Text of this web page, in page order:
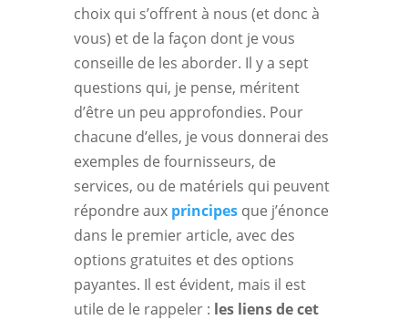
choix qui s’offrent à nous (et donc à
vous) et de la façon dont je vous
conseille de les aborder. Il y a sept
questions qui, je pense, méritent
d’être un peu approfondies. Pour
chacune d’elles, je vous donnerai des
exemples de fournisseurs, de
services, ou de matériels qui peuvent
répondre aux principesque j’énonce
dans le premier article, avec des
options gratuites et des options
payantes. Il est évident, mais il est
utile de le rappeler : les liens de cet